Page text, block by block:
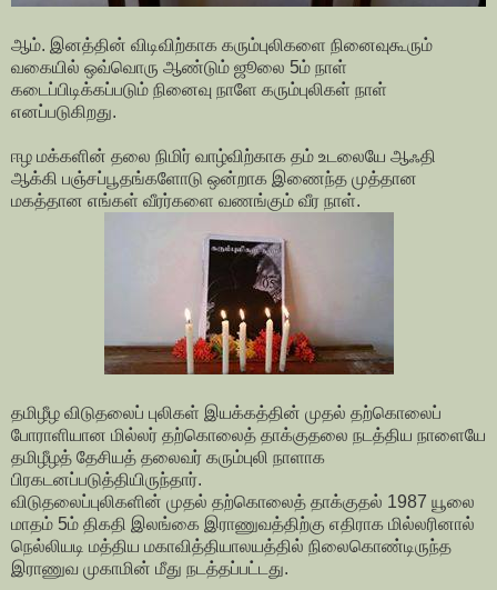
ஆம். இனத்தின் விடிவிற்காக கரும்புலிகளை நினைவுகூரும்
வகையில் ஒவ்வொரு ஆண்டும் ஜூலை 5ம் நாள்
கடைப்பிடிக்கப்படும் நினைவு நாளே கரும்புலிகள் நாள்
எனப்படுகிறது.
ஈழ மக்களின் தலை நிமிர் வாழ்விற்காக தம் உடலையே ஆஃதி
ஆக்கி பஞ்சப்பூதங்களோடு ஒன்றாக இணைந்த முத்தான
மகத்தான எங்கள் வீரர்களை வணங்கும் வீர நாள்.
தமிழீழ விடுதலைப் புலிகள் இயக்கத்தின் முதல் தற்கொலைப்
போராளியான மில்லர் தற்கொலைத் தாக்குதலை நடத்திய நாளையே
தமிழீழத் தேசியத் தலைவர் கரும்புலி நாளாக
பிரகடனப்படுத்தியிருந்தார்.
விடுதலைப்புலிகளின் முதல் தற்கொலைத் தாக்குதல் 1987 யூலை
மாதம் 5ம் திகதி இலங்கை இராணுவத்திற்கு எதிராக மில்லரினால்
நெல்லியடி மத்திய மகாவித்தியாலயத்தில் நிலைகொண்டிருந்த
இராணுவ முகாமின் மீது நடத்தப்பட்டது.